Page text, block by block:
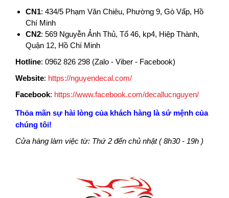
CN1: 434/5 Phạm Văn Chiêu, Phường 9, Gò Vấp, Hồ
Chí Minh
CN2: 569 Nguyễn Ảnh Thủ, Tổ 46, kp4, Hiệp Thành,
Quận 12, Hồ Chí Minh
Hotline: 0962 826 298 (Zalo - Viber - Facebook)
Website: https://nguyendecal.com/
Facebook: https://www.facebook.com/decallucnguyen/
Thỏa mãn sự hài lòng của khách hàng là sứ mệnh của
chúng tôi!
Cửa hàng làm việc từ: Thứ 2 đến chủ nhật ( 8h30 - 19h )